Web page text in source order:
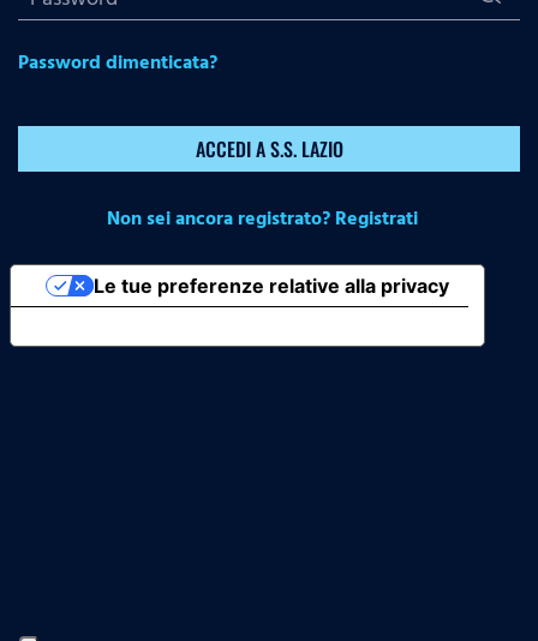
Password dimenticata?
ACCEDI A S.S. LAZIO
Non sei ancora registrato? Registrati
Le tue preferenze relative alla privacy